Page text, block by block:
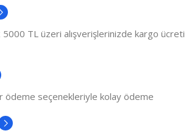
5000 TL üzeri alışverişlerinizde kargo ücreti
ödeme seçenekleriyle kolay ödeme